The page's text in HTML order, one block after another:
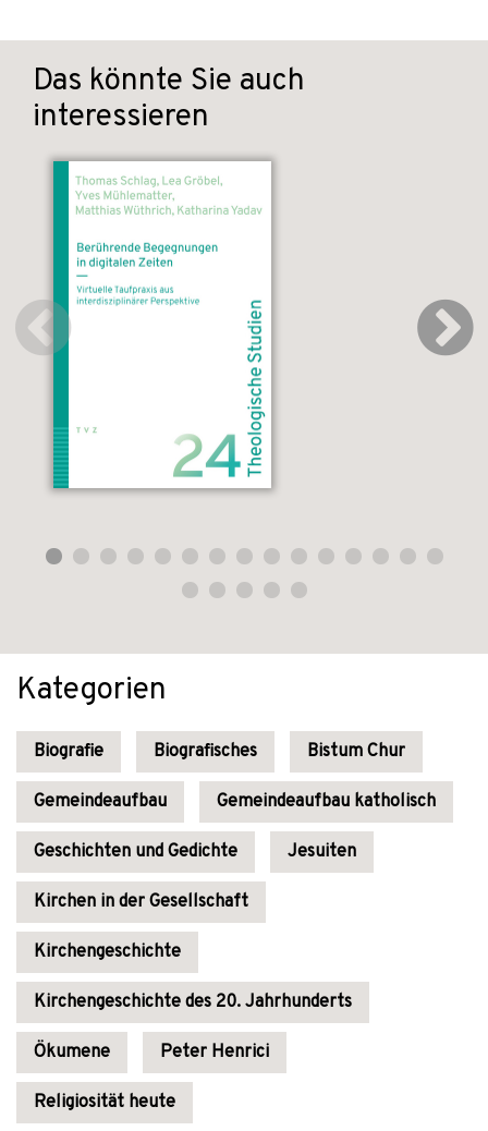
Das könnte Sie auch
interessieren
Kategorien
Biografie Biografisches Bistum Chur
Gemeindeaufbau Gemeindeaufbau katholisch
Geschichten und Gedichte Jesuiten
Kirchen in der Gesellschaft
Kirchengeschichte
Kirchengeschichte des 20. Jahrhunderts
Ökumene Peter Henrici
Religiosität heute